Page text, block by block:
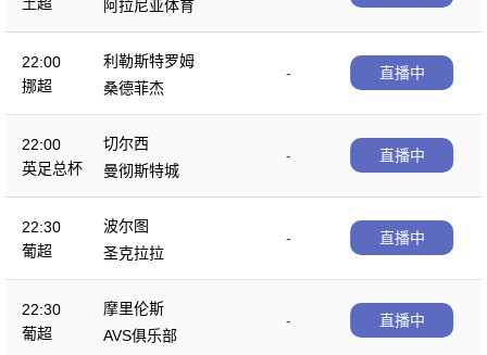
阿拉尼亚体育
22:00
挪超
利勒斯特罗姆
-
桑德菲杰
直播中
22:00
英足总杯
切尔西
-
曼彻斯特城
直播中
22:30
葡超
波尔图
-
圣克拉拉
直播中
22:30
葡超
摩里伦斯
-
AVS俱乐部
直播中